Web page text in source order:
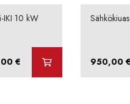
IKI 10 kW
€Hintaluokka:
950,00€